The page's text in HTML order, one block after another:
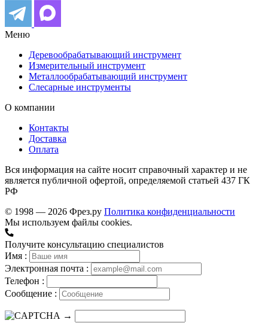
Меню
Деревообрабатывающий инструмент
Измерительный инструмент
Металлообрабатывающий инструмент
Слесарные инструменты
О компании
Контакты
Доставка
Оплата
Вся информация на сайте носит справочный характер и не
является публичной офертой, определяемой статьей 437 ГК
РФ
© 1998 — 2026 Фрез.ру Политика конфиденциальности
Мы используем файлы cookies.
Получите консультацию специалистов
Имя :
Электронная почта :
Телефон :
Сообщение :
→